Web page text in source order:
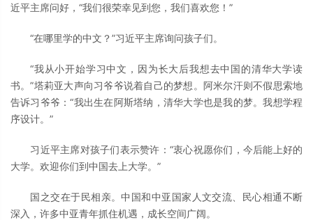
近平主席问好，“我们很荣幸见到您，我们喜欢您！”
“在哪里学的中文？”习近平主席询问孩子们。
“我从小开始学习中文，因为长大后我想去中国的清华大学读
书。”塔莉亚大声向习爷爷说着自己的梦想。阿米尔汗则不假思索地
告诉习爷爷：“我出生在阿斯塔纳，清华大学也是我的梦。我想学程
序设计。”
习近平主席对孩子们表示赞许：“衷心祝愿你们，今后能上好的
大学。欢迎你们到中国去上大学。”
国之交在于民相亲。中国和中亚国家人文交流、民心相通不断
深入，许多中亚青年抓住机遇，成长空间广阔。